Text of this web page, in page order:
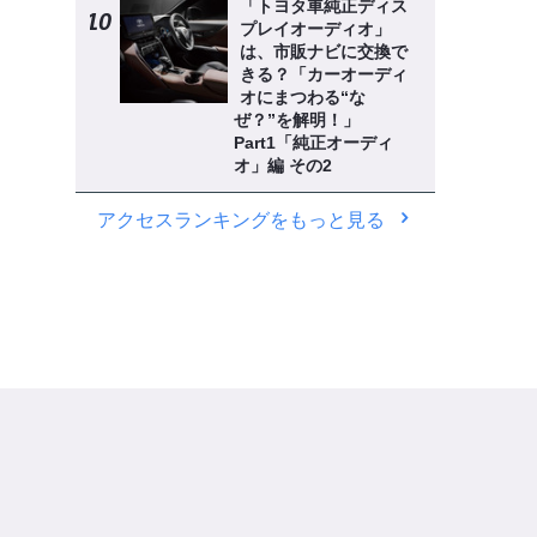
「トヨタ車純正ディス
プレイオーディオ」
は、市販ナビに交換で
きる？「カーオーディ
オにまつわる“な
ぜ？”を解明！」
Part1「純正オーディ
オ」編 その2
アクセスランキングをもっと見る